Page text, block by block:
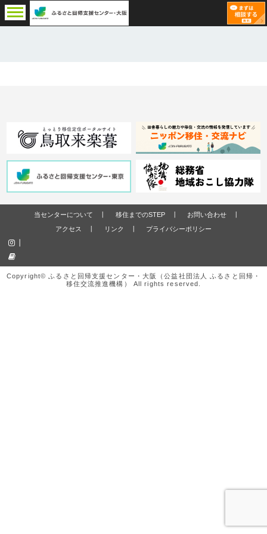
当センターについて 移住までのSTEP
お問い合わせ
アクセス
リンク プライバシーポリシー
Copyright© ふるさと回帰支援センター・大阪（公益社団法人 ふるさと回帰・
移住交流推進機構） All rights reserved.